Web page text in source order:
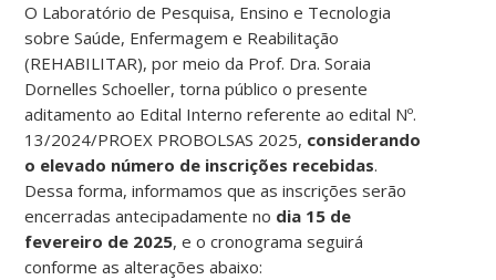
O Laboratório de Pesquisa, Ensino e Tecnologia
sobre Saúde, Enfermagem e Reabilitação
(REHABILITAR), por meio da Prof. Dra. Soraia
Dornelles Schoeller, torna público o presente
aditamento ao Edital Interno referente ao edital Nº.
13/2024/PROEX PROBOLSAS 2025, considerando
o elevado número de inscrições recebidas.
Dessa forma, informamos que as inscrições serão
encerradas antecipadamente no dia 15 de
fevereiro de 2025, e o cronograma seguirá
conforme as alterações abaixo: